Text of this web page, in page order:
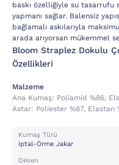
baskı özelliğiyle su tasarrufu
yapmanı sağlar. Balensiz
bağlamalı askılarıyla
arada arıyorsan mükemmel
Bloom Straplez Dokulu
Özellikleri
Malzeme
Ana Kumaş: Poli̇ami̇d %86,
Astar: Poli̇ester %87, Elastan
Kumaş Türü
İptal-Örme Jakar
Desen